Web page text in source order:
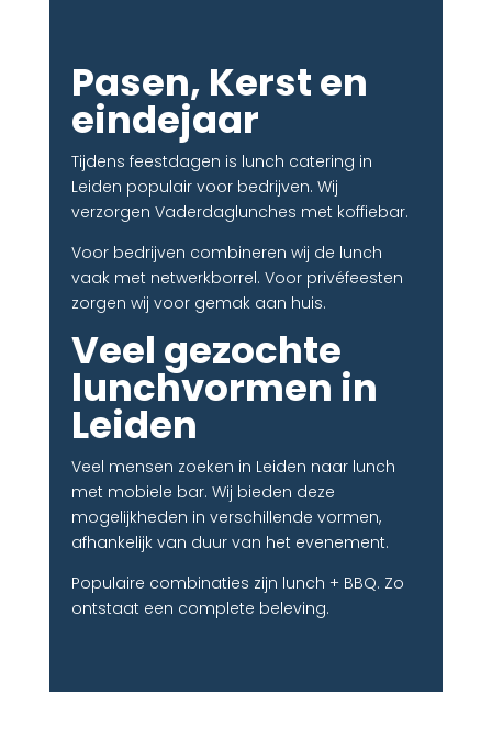
Pasen, Kerst en
eindejaar
Tijdens feestdagen is lunch catering in
Leiden populair voor bedrijven. Wij
verzorgen Vaderdaglunches met koffiebar.
Voor bedrijven combineren wij de lunch
vaak met netwerkborrel. Voor privéfeesten
zorgen wij voor gemak aan huis.
Veel gezochte
lunchvormen in
Leiden
Veel mensen zoeken in Leiden naar lunch
met mobiele bar. Wij bieden deze
mogelijkheden in verschillende vormen,
afhankelijk van duur van het evenement.
Populaire combinaties zijn lunch + BBQ. Zo
ontstaat een complete beleving.